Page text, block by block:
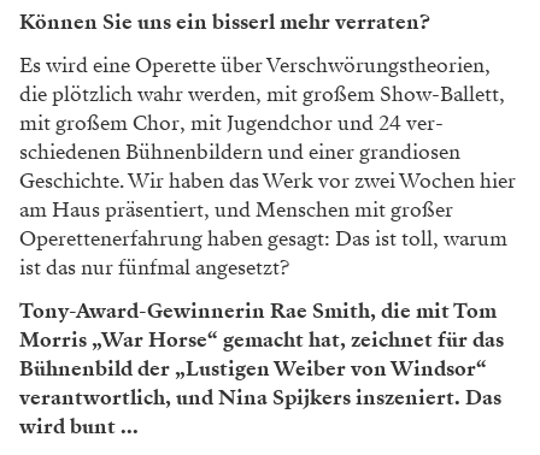
Können Sie uns ein bisserl mehr verraten?
Es wird eine Operette über Verschwörungstheorien,
die plötzlich wahr werden, mit großem Show-­Ballett,
mit großem Chor, mit Jugendchor und 24 ver­
schiedenen Bühnenbildern und einer grandiosen
Geschichte. Wir haben das Werk vor zwei Wochen hier
am Haus präsentiert, und Menschen mit großer
Operettenerfahrung haben gesagt: Das ist toll, warum
ist das nur fünfmal angesetzt?
Tony-Award-Gewinnerin Rae Smith, die mit Tom
Morris „War Horse“ gemacht hat, zeichnet für das
Bühnenbild der „Lustigen Weiber von Windsor“
verantwortlich, und Nina Spijkers inszeniert. Das
wird bunt ...